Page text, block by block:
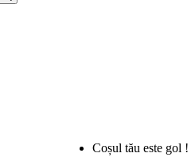
Coșul tău este gol !